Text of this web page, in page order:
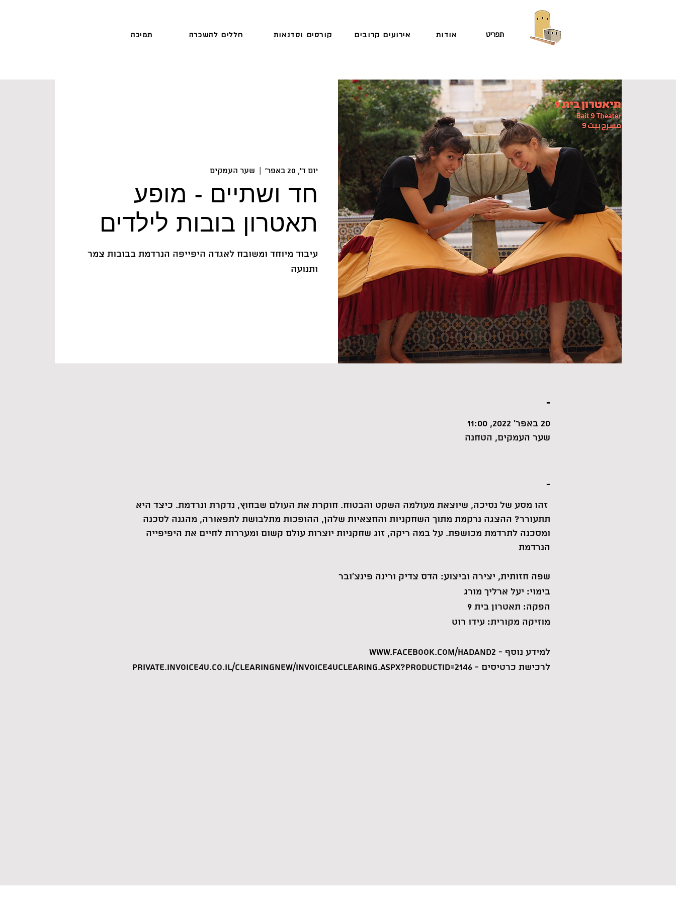
תמיכה חללים להשכרה קורסים וסדנאות אירועים קרובים אודות תפריט
יום ד׳, 20 באפר׳ שער העמקים
חד ושתיים - מופע
תאטרון בובות לילדים
עיבוד מיוחד ומשובח לאגדה היפייפה הנרדמת בבובות צמר
ותנועה
-
20 באפר׳ 2022, 11:00
שער העמקים, הטחנה
-
זהו מסע של נסיכה, שיוצאת מעולמה השקט והבטוח. חוקרת את העולם שבחוץ, נדקרת ונרדמת. כיצד היא
תתעורר? ההצגה נרקמת מתוך השחקניות והחצאיות שלהן, ההופכות מתלבושת לתפאורה, מהגנה לסכנה
ומסכנה לתרדמת מכושפת. על במה ריקה, זוג שחקניות יוצרות עולם קשום ומעררות לחיים את היפיפייה
הנרדמת
שפה חזותית, יצירה וביצוע: הדס צדיק ורינה פינצ'ובר
בימוי: יעל ארליך מורג
הפקה: תאטרון בית 9
מוזיקה מקורית: עידו רוט
למידע נוסף - www.facebook.com/hadand2
לרכישת כרטיסים - private.invoice4u.co.il/ClearingNew/Invoice4UClearing.aspx?ProductId=2146